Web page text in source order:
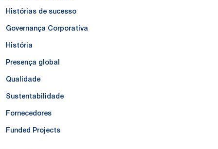
Histórias de sucesso
Governança Corporativa
História
Presença global
Qualidade
Sustentabilidade
Fornecedores
Funded Projects